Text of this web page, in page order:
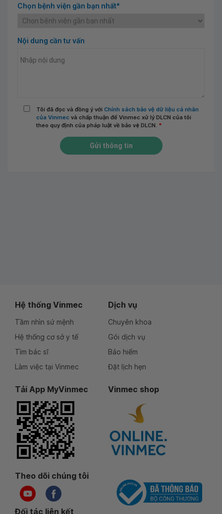
Chọn bệnh viện gần bạn nhất*
Nội dung cần tư vấn
Tôi đã đọc và đồng ý với Chính sách bảo vệ dữ liệu cá nhân
của Vinmec và chấp thuận để Vinmec xử lý DLCN của tôi
theo quy định của pháp luật về bảo vệ DLCN. *
Gửi thông tin
Hệ thống Vinmec
Tầm nhìn sứ mệnh
Hệ thống cơ sở y tế
Tìm bác sĩ
Làm việc tại Vinmec
Dịch vụ
Chuyên khoa
Gói dịch vụ
Bảo hiểm
Đặt lịch hẹn
Tải App MyVinmec Vinmec shop
Theo dõi chúng tôi
Đối tác liên kết